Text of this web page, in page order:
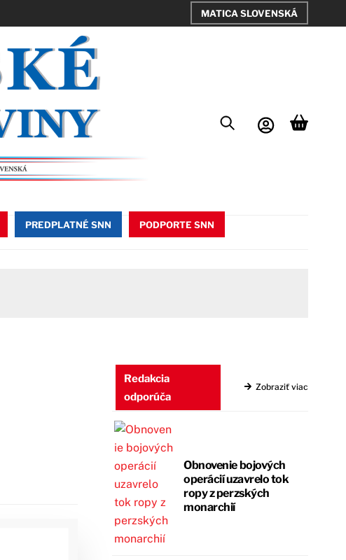
MATICA SLOVENSKÁ
PREDPLATNÉ SNN PODPORTE SNN
Redakcia
odporúča
Zobraziť viac
Obnovenie bojových
operácií uzavrelo tok
ropy z perzských
monarchií